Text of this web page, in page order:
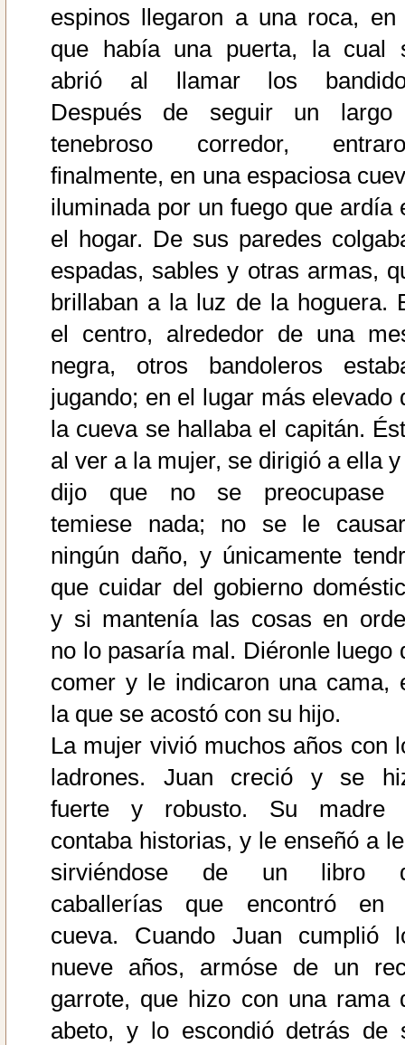
espinos llegaron a una roca, en
que había una puerta, la cual
abrió al llamar los
Después de seguir un
tenebroso corredor,
finalmente, en una espaciosa
iluminada por un fuego que ardía
el hogar. De sus paredes
espadas, sables y otras armas,
brillaban a la luz de la hoguera.
el centro, alrededor de una
negra, otros bandoleros
jugando; en el lugar más elevado
la cueva se hallaba el capitán.
al ver a la mujer, se dirigió a ella
dijo que no se preocupase
temiese nada; no se le
ningún daño, y únicamente
que cuidar del gobierno
y si mantenía las cosas en
no lo pasaría mal. Diéronle luego
comer y le indicaron una cama,
la que se acostó con su hijo.
La mujer vivió muchos años con
ladrones. Juan creció y se
fuerte y robusto. Su madre
contaba historias, y le enseñó a
sirviéndose de un libro
caballerías que encontró en
cueva. Cuando Juan cumplió
nueve años, armóse de un
garrote, que hizo con una rama
abeto, y lo escondió detrás de